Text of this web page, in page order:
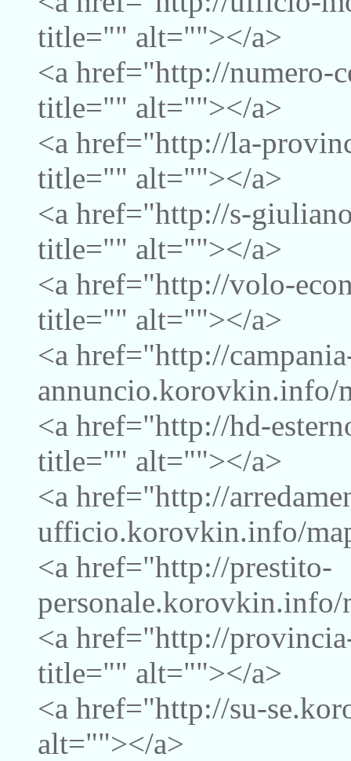
title="" alt=""></a>
<a href="http://
title="" alt=""></a>
<a href="http://la-
title="" alt=""></a>
<a href="http://s-
title="" alt=""></a>
<a href="http://volo-
title="" alt=""></a>
<a href="http://
<a href="http://hd-
title="" alt=""></a>
<a href="http://
ufficio.korovkin.info/
<a href="http://prestito-
<a href="http://
title="" alt=""></a>
<a href="http://su-
alt=""></a>